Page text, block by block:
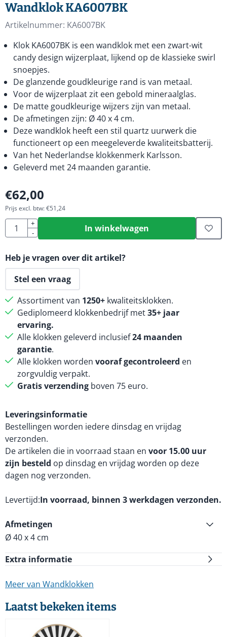
Wandklok KA6007BK
Artikelnummer: KA6007BK
Klok KA6007BK is een wandklok met een zwart-wit
candy design wijzerplaat, lijkend op de klassieke swirl
snoepjes.
De glanzende goudkleurige rand is van metaal.
Voor de wijzerplaat zit een gebold mineraalglas.
De matte goudkleurige wijzers zijn van metaal.
De afmetingen zijn: Ø 40 x 4 cm.
Deze wandklok heeft een stil quartz uurwerk die
functioneert op een meegeleverde kwaliteitsbatterij.
Van het Nederlandse klokkenmerk Karlsson.
Geleverd met 24 maanden garantie.
€62,00
Prijs excl. btw:€51,24
Aantal
+
-
In winkelwagen
Heb je vragen over dit artikel?
Stel een vraag
Assortiment van 1250+ kwaliteitsklokken.
Gediplomeerd klokkenbedrijf met35+ jaar
ervaring.
Alle klokken geleverd inclusief24 maanden
garantie.
Alle klokken worden vooraf gecontroleerd en
zorgvuldig verpakt.
Gratis verzending boven 75 euro.
Leveringsinformatie
Bestellingen worden iedere dinsdag en vrijdag
verzonden.
De artikelen die in voorraad staan en voor 15.00 uur
zijn besteld op dinsdag en vrijdag worden op deze
dagen nog verzonden.
Levertijd In voorraad, binnen 3 werkdagen verzonden.
Afmetingen
Ø 40 x 4 cm
Extra informatie
Meer van Wandklokken
Laatst bekeken items